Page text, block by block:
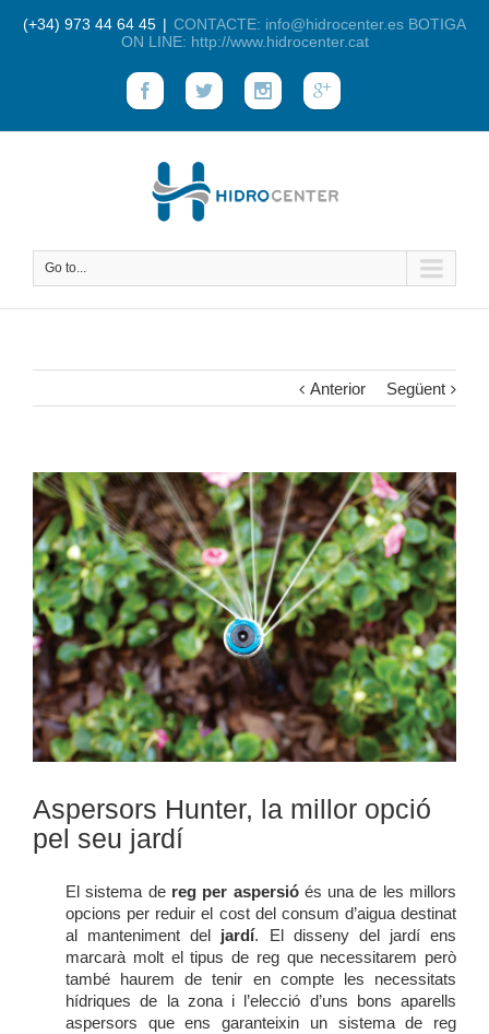
(+34) 973 44 64 45 | CONTACTE: info@hidrocenter.es BOTIGA
ON LINE: http://www.hidrocenter.cat
Go to...
Anterior Següent
Aspersors Hunter, la millor opció
pel seu jardí
El sistema de reg per aspersióés una de les millors
opcions per reduir el cost del consum d’aigua destinat
al manteniment del jardí. El disseny del jardí ens
marcarà molt el tipus de reg que necessitarem però
també haurem de tenir en compte les necessitats
hídriques de la zona i l’elecció d’uns bons aparells
aspersors que ens garanteixin un sistema de reg